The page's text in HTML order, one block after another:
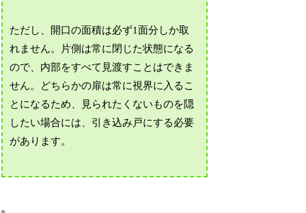
ただし、開口の面積は必ず1面分しか取
れません。片側は常に閉じた状態になる
ので、内部をすべて見渡すことはできま
せん。どちらかの扉は常に視界に入るこ
とになるため、見られたくないものを隠
したい場合には、引き込み戸にする必要
があります。